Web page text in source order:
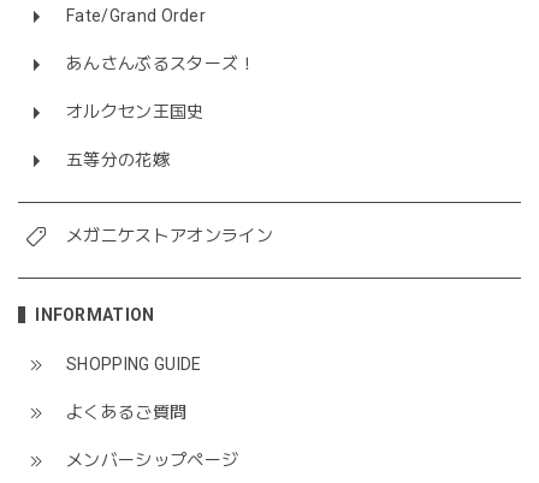
Fate/Grand Order
あんさんぶるスターズ！
オルクセン王国史
五等分の花嫁
メガニケストアオンライン
INFORMATION
SHOPPING GUIDE
よくあるご質問
メンバーシップページ